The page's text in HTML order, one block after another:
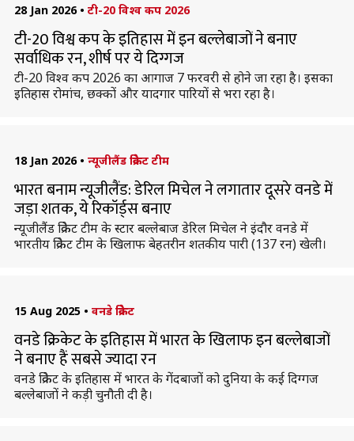
28 Jan 2026 • टी-20 विश्व कप 2026
टी-20 विश्व कप के इतिहास में इन बल्लेबाजों ने बनाए
सर्वाधिक रन, शीर्ष पर ये दिग्गज
टी-20 विश्व कप 2026 का आगाज 7 फरवरी से होने जा रहा है। इसका
इतिहास रोमांच, छक्कों और यादगार पारियों से भरा रहा है।
18 Jan 2026 • न्यूजीलैंड क्रिकेट टीम
भारत बनाम न्यूजीलैंड: डेरिल मिचेल ने लगातार दूसरे वनडे में
जड़ा शतक, ये रिकॉर्ड्स बनाए
न्यूजीलैंड क्रिकेट टीम के स्टार बल्लेबाज डेरिल मिचेल ने इंदौर वनडे में
भारतीय क्रिकेट टीम के खिलाफ बेहतरीन शतकीय पारी (137 रन) खेली।
15 Aug 2025 • वनडे क्रिकेट
वनडे क्रिकेट के इतिहास में भारत के खिलाफ इन बल्लेबाजों
ने बनाए हैं सबसे ज्यादा रन
वनडे क्रिकेट के इतिहास में भारत के गेंदबाजों को दुनिया के कई दिग्गज
बल्लेबाजों ने कड़ी चुनौती दी है।